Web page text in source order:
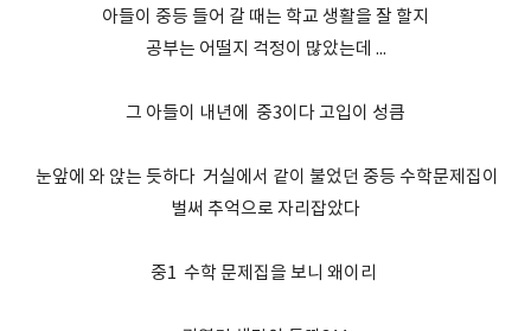
아들이 중등 들어 갈 때는 학교 생활을 잘 할지
공부는 어떨지 걱정이 많았는데 ...
그 아들이 내년에 중3이다 고입이 성큼
눈앞에 와 앉는 듯하다 거실에서 같이 불었던 중등 수학문제집이
벌써 추억으로 자리잡았다
중1 수학 문제집을 보니 왜이리